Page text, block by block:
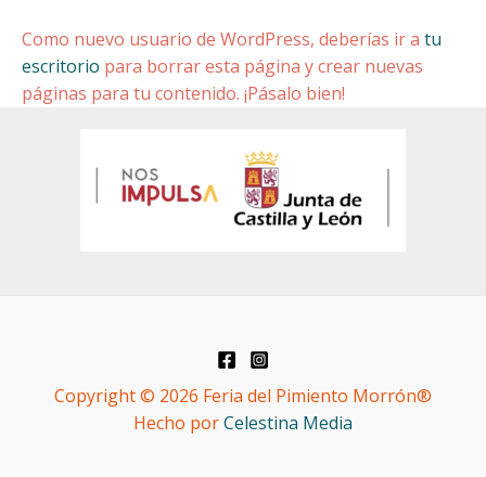
Como nuevo usuario de WordPress, deberías ir a tu
escritorio para borrar esta página y crear nuevas
páginas para tu contenido. ¡Pásalo bien!
Copyright © 2026 Feria del Pimiento Morrón®
Hecho porCelestina Media